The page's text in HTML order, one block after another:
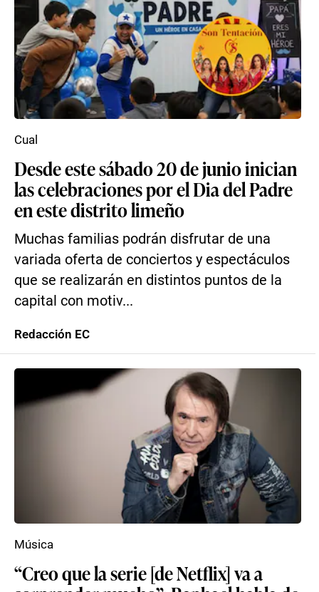
Desde este sábado 20 de junio inician
las celebraciones por el Dia del Padre
en este distrito limeño
Muchas familias podrán disfrutar de una
variada oferta de conciertos y espectáculos
que se realizarán en distintos puntos de la
capital con motiv...
Cual
Redacción EC
“Creo que la serie [de Netflix] va a
Música